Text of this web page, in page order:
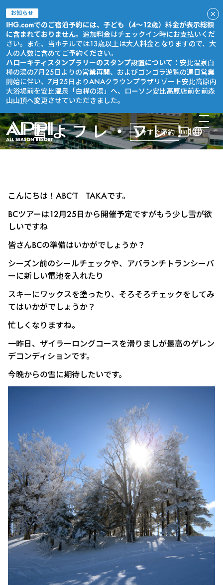
お知らせ
IHG.comでのご宿泊予約には、子ども（4～12歳）料金が表示総額
に含まれておりません。 追加料金はチェックイン時にお支払いくだ
さい。また、当ホテルでは13歳以上は大人料金となりますので、大
人の人数に含めてご予約ください。
ハローキティスタンプラリーのスタンプ設置について： 安比温泉白
樺の湯の7月25日よりの営業再開、およびゴンゴラ遊覧の連日営業
開始に伴い、7月25日よりANAクラウンプラザリゾート安比高原内
大浴場前を安比温泉「白樺の湯」へ、ローソン安比高原店前を前森
山山頂へ変更させていただきました。
今すぐ予約
雪よフレ・フレ！
こんにちは！ABC’T TAKAです。
BCツアーは12月25日から開催予定ですがもう少し雪が欲
しいですね
皆さんBCの準備はいかがでしょうか？
シーズン前のシールチェックや、アバランチトランシーバ
ーに新しい電池を入れたり
スキーにワックスを塗ったり、そろそろチェックをしてみ
てはいかがでしょうか？
忙しくなりますね。
一昨日、ザイラーロングコースを滑りましが最高のゲレン
デコンディションです。
今晩からの雪に期待したいです。